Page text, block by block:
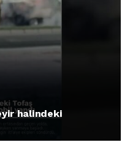
halindeki